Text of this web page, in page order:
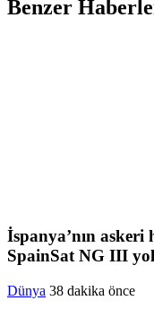
Benzer
İspanya’nın askeri
SpainSat NG III
Dünya 38 dakika önce